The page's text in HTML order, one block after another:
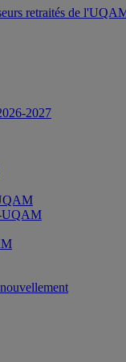
retraités de
2027
UQAM